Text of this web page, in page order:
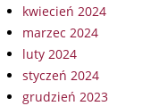
kwiecień 2024
marzec 2024
luty 2024
styczeń 2024
grudzień 2023